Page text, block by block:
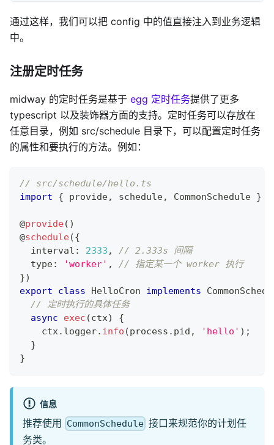
通过这样，我们可以把 config 中的值直接注入到业务逻辑
中。
注册定时任务
midway 的定时任务是基于 egg 定时任务提供了更多
typescript 以及装饰器方面的支持。定时任务可以存放在
任意目录，例如 src/schedule 目录下，可以配置定时任务
的属性和要执行的方法。例如：
// src/schedule/hello.ts
import
{ provide, schedule, CommonSchedule }
@provide( )
@schedule({
  interval
: 2333 ,
// 2.333s 间隔
  type
: 'worker' ,
// 指定某一个 worker 执行
})
export
class HelloCron implements
// 定时执行的具体任务
async
exec (ctx)
{
    ctx
. logger. info (process . pid , 'hello' ) ;
}
}
信息
推荐使用 CommonSchedule 接口来规范你的计划任
务类。